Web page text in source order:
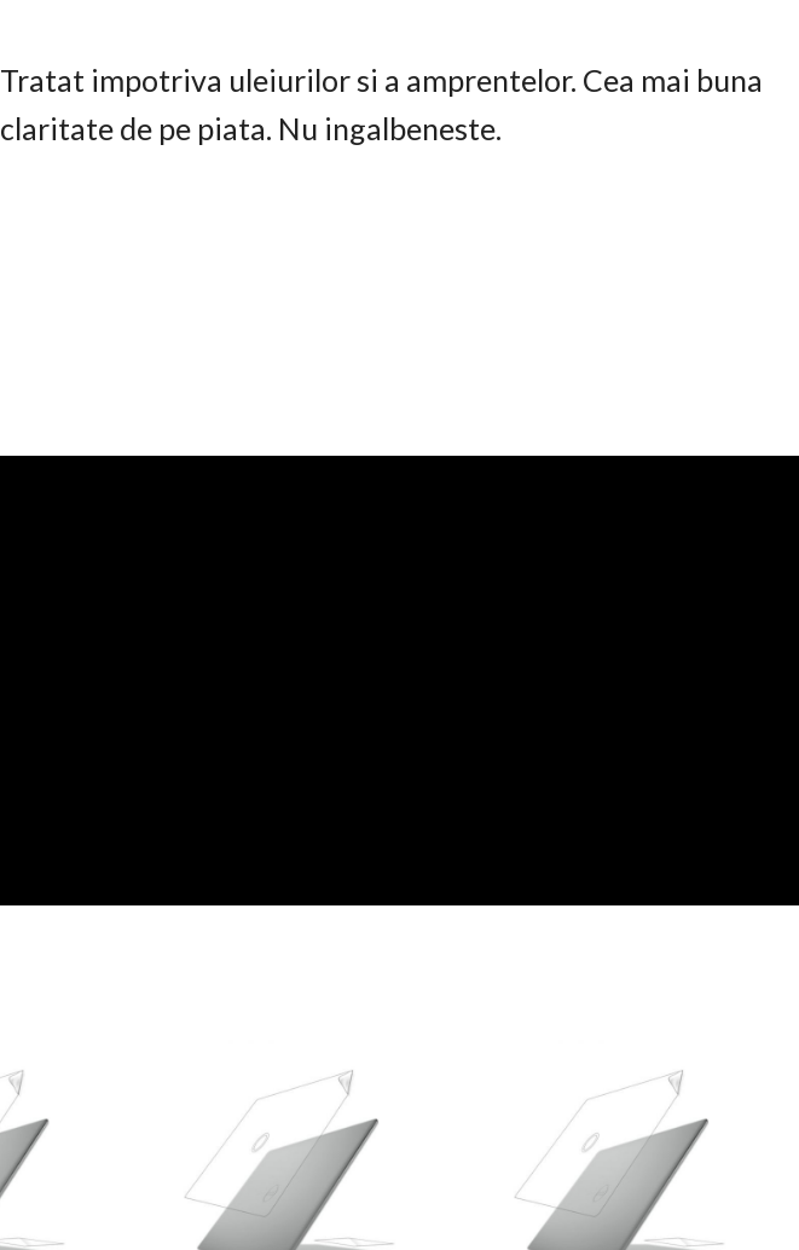
Tratat impotriva uleiurilor si a amprentelor. Cea mai buna
claritate de pe piata. Nu ingalbeneste.